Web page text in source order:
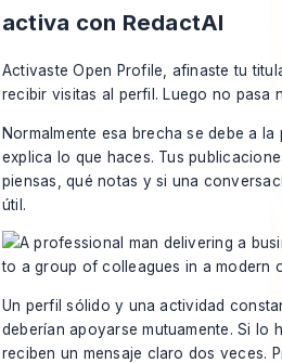
activa con RedactAI
Activaste Open Profile, afinaste tu
recibir visitas al perfil. Luego no pasa
Normalmente esa brecha se debe a la
explica lo que haces. Tus
piensas, qué notas y si una
útil.
Un perfil sólido y una actividad
deberían apoyarse mutuamente. Si lo
reciben un mensaje claro dos veces.